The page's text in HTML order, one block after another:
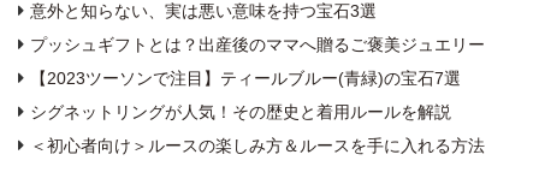
意外と知らない、実は悪い意味を持つ宝石3選
プッシュギフトとは？出産後のママへ贈るご褒美ジュエリー
【2023ツーソンで注目】ティールブルー(青緑)の宝石7選
シグネットリングが人気！その歴史と着用ルールを解説
＜初心者向け＞ルースの楽しみ方＆ルースを手に入れる方法